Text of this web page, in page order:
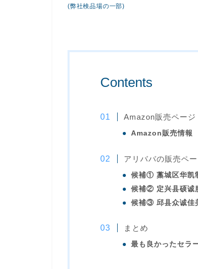
(弊社検品場の一部)
Contents
Amazon販売ページ
Amazon販売情報
アリババの販売ペ
候補① 藁城区华凯
候補② 定兴县硕诚
候補③ 邱县众诚佳
まとめ
最も良かったセラ